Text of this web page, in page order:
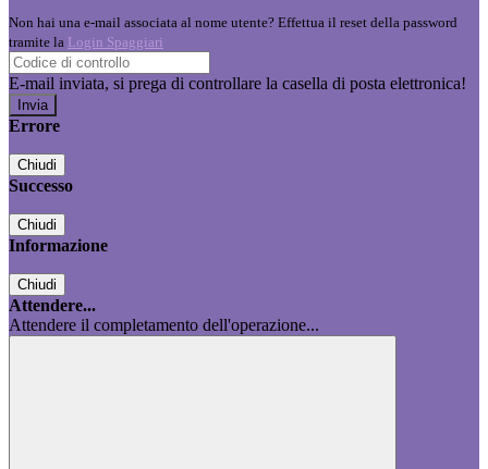
Non hai una e-mail associata al nome utente? Effettua il reset della password
tramite la Login Spaggiari
E-mail inviata, si prega di controllare la casella di posta elettronica!
Errore
Chiudi
Successo
Chiudi
Informazione
Chiudi
Attendere...
Attendere il completamento dell'operazione...